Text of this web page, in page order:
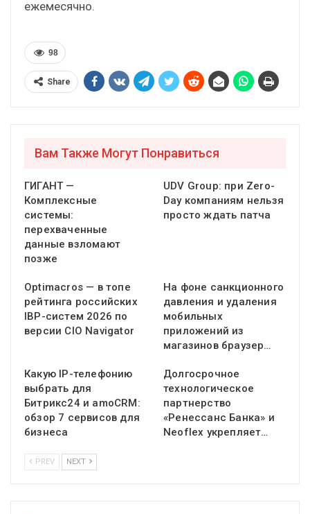
ежемесячно.
98
Share
Вам Также Могут Понравиться
ГИГАНТ —
Комплексные
системы:
перехваченные
данные взломают
позже
UDV Group: при Zero-
Day компаниям нельзя
просто ждать патча
Optimacros — в топе
рейтинга российских
IBP-систем 2026 по
версии CIO Navigator
На фоне санкционного
давления и удаления
мобильных
приложений из
магазинов браузер…
Какую IP-телефонию
выбрать для
Битрикс24 и amoCRM:
обзор 7 сервисов для
бизнеса
Долгосрочное
технологическое
партнерство
«Ренессанс Банка» и
Neoflex укрепляет…
PREV NEXT